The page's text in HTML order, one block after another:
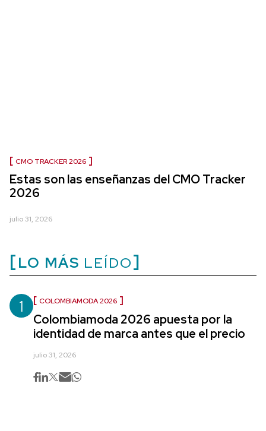
CMO TRACKER 2026
Estas son las enseñanzas del CMO Tracker
2026
julio 31, 2026
LO MÁS LEÍDO
1 COLOMBIAMODA 2026
Colombiamoda 2026 apuesta por la
identidad de marca antes que el precio
julio 31, 2026